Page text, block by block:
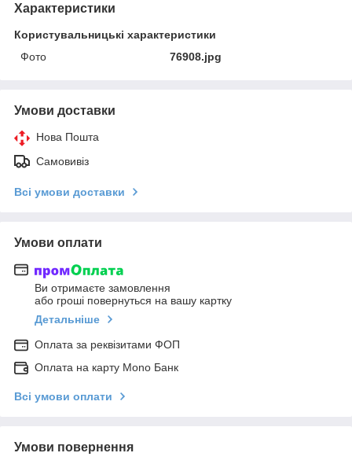
Характеристики
Користувальницькі характеристики
Фото
76908.jpg
Умови доставки
Нова Пошта
Самовивіз
Всі умови доставки
Умови оплати
Ви отримаєте замовлення
або гроші повернуться на вашу картку
Детальніше
Оплата за реквізитами ФОП
Оплата на карту Mono Банк
Всі умови оплати
Умови повернення